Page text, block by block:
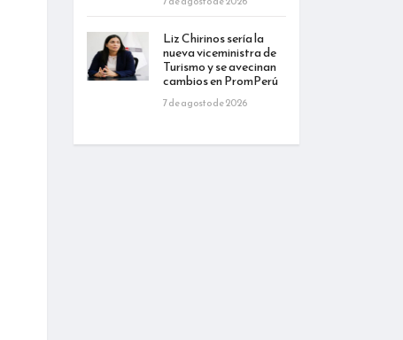
Liz Chirinos sería la
nueva viceministra de
Turismo y se avecinan
cambios en PromPerú
7 de agosto de 2026